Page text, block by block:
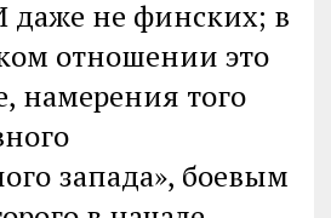
даже не финских; в
отношении это
намерения того
запада», боевым